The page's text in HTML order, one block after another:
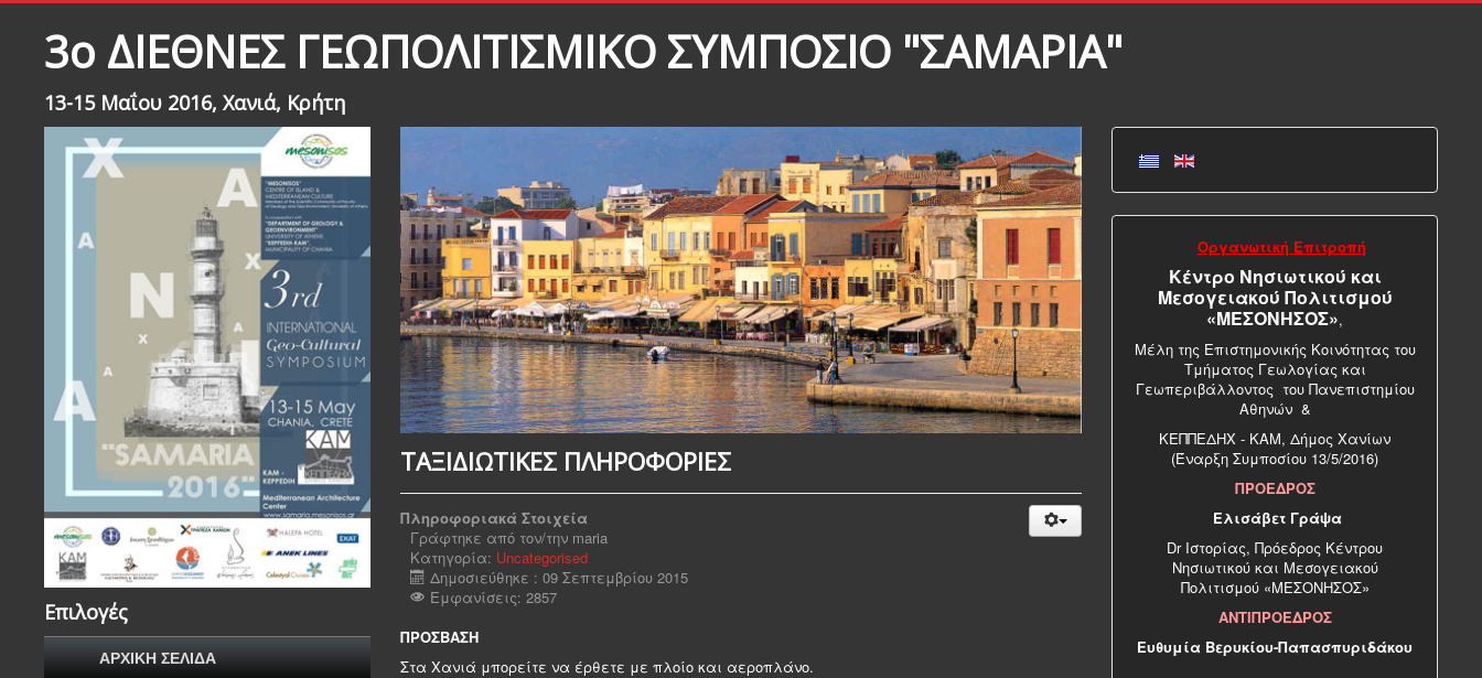
3ο ΔΙΕΘΝΕΣ ΓΕΩΠΟΛΙΤΙΣΜΙΚΟ ΣΥΜΠΟΣΙΟ "ΣΑΜΑΡΙΑ"
13-15 Μαΐου 2016, Xανιά, Κρήτη
Επιλογές
ΑΡΧΙΚΗ ΣΕΛΙΔΑ
ΤΑΞΙΔΙΩΤΙΚΕΣ ΠΛΗΡΟΦΟΡΙΕΣ
Πληροφοριακά Στοιχεία
Γράφτηκε από τον/την maria
Κατηγορία: Uncategorised
Δημοσιεύθηκε : 09 Σεπτεμβρίου 2015
Εμφανίσεις: 2857
ΠΡΟΣΒΑΣΗ
Στα Χανιά μπορείτε να έρθετε με πλοίο και αεροπλάνο.
Οργανωτική Επιτροπή
Κέντρο Νησιωτικού και
Μεσογειακού Πολιτισμού
«ΜΕΣΟΝΗΣΟΣ»,
Μέλη της Επιστημονικής Κοινότητας του
Τμήματος Γεωλογίας και
Γεωπεριβάλλοντος του Πανεπιστημίου
Αθηνών &
ΚΕΠΠΕΔΗΧ - ΚΑΜ, Δήμος Χανίων
(Έναρξη Συμποσίου 13/5/2016)
ΠΡΟΕΔΡΟΣ
Ελισάβετ Γράψα
Dr Ιστορίας, Πρόεδρος Κέντρου
Νησιωτικού και Μεσογειακού
Πολιτισμού «ΜΕΣΟΝΗΣΟΣ»
ΑΝΤΙΠΡΟΕΔΡΟΣ
Ευθυμία Βερυκίου-Παπασπυριδάκου